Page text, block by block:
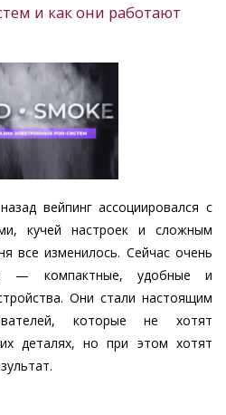
и как они работают
вейпинг ассоциировался с
кучей настроек и сложным
все изменилось. Сейчас очень
— компактные, удобные и
Они стали настоящим
которые не хотят
деталях, но при этом хотят